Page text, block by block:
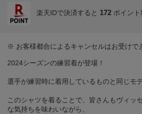
楽天IDで決済すると 172 ポイン
※ お客様都合によるキャンセルはお受けで
2024シーズンの練習着が登場！
選手が練習時に着用しているものと同じモ
このシャツを着ることで、皆さんもヴィッ
な気持ちを味わいながら、